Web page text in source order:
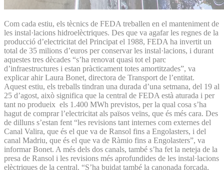
Com cada estiu, els tècnics de FEDA treballen en el manteniment de
les instal·lacions hidroelèctriques. Des que va agafar les regnes de la
producció d’electricitat del Principat el 1988, FEDA ha invertit un
total de 35 milions d’euros per conservar les instal·lacions, i durant
aquestes tres dècades “s’ha renovat quasi tot el parc
d’infraestructures i estan pràcticament totes amortitzades”, va
explicar ahir Laura Bonet, directora de Transport de l’entitat.
Aquest estiu, els treballs tindran una durada d’una setmana, del 19 al
25 d’agost, això significa que la central de FEDA està aturada i per
tant no produeix els 1.400 MWh previstos, per la qual cosa s’ha
hagut de comprar l’electricitat als països veïns, que és més cara. Des
de dilluns s’estan fent “les revisions tant internes com externes del
Canal Valira, que és el que va de Ransol fins a Engolasters, i del
canal Madriu, que és el que va de Ràmio fins a Engolasters”, va
informar Bonet. A més dels dos canals, també s’ha fet la neteja de la
presa de Ransol i les revisions més aprofundides de les instal·lacions
elèctriques de la central. “S’ha buidat també la canonada forçada,